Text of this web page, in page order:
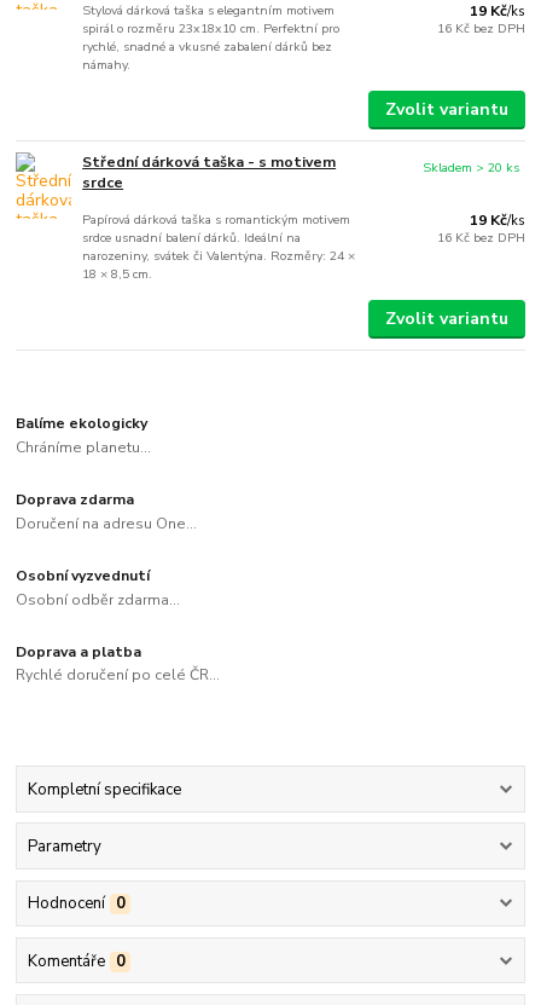
Stylová dárková taška s elegantním motivem
spirál o rozměru 23x18x10 cm. Perfektní pro
rychlé, snadné a vkusné zabalení dárků bez
námahy.
19 Kč/ks
16 Kč bez DPH
Zvolit variantu
Střední dárková taška - s motivem
srdce
Papírová dárková taška s romantickým motivem
srdce usnadní balení dárků. Ideální na
narozeniny, svátek či Valentýna. Rozměry: 24 ×
18 × 8,5 cm.
19 Kč/ks
16 Kč bez DPH
Skladem > 20 ks
Zvolit variantu
Balíme ekologicky
Chráníme planetu...
Doprava zdarma
Doručení na adresu One...
Osobní vyzvednutí
Osobní odběr zdarma...
Doprava a platba
Rychlé doručení po celé ČR...
Kompletní specifikace
Parametry
Hodnocení 0
Komentáře 0